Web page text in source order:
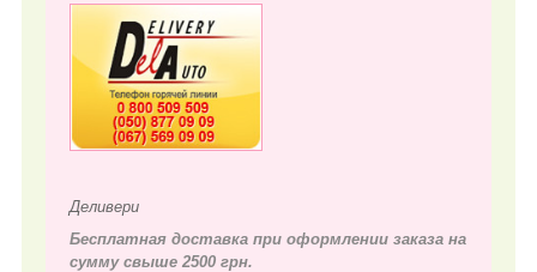
Деливери
Бесплатная доставка при оформлении заказа на
сумму свыше 2500 грн.